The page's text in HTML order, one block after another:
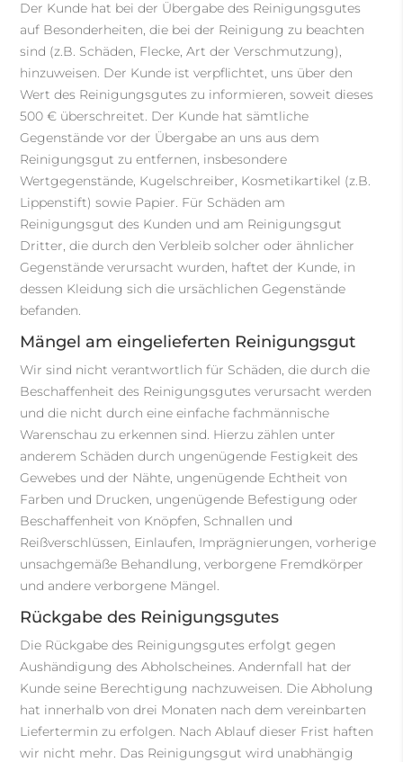
Der Kunde hat bei der Übergabe des Reinigungsgutes
auf Besonderheiten, die bei der Reinigung zu beachten
sind (z.B. Schäden, Flecke, Art der Verschmutzung),
hinzuweisen. Der Kunde ist verpflichtet, uns über den
Wert des Reinigungsgutes zu informieren, soweit dieses
500 € überschreitet. Der Kunde hat sämtliche
Gegenstände vor der Übergabe an uns aus dem
Reinigungsgut zu entfernen, insbesondere
Wertgegenstände, Kugelschreiber, Kosmetikartikel (z.B.
Lippenstift) sowie Papier. Für Schäden am
Reinigungsgut des Kunden und am Reinigungsgut
Dritter, die durch den Verbleib solcher oder ähnlicher
Gegenstände verursacht wurden, haftet der Kunde, in
dessen Kleidung sich die ursächlichen Gegenstände
befanden.
Mängel am eingelieferten Reinigungsgut
Wir sind nicht verantwortlich für Schäden, die durch die
Beschaffenheit des Reinigungsgutes verursacht werden
und die nicht durch eine einfache fachmännische
Warenschau zu erkennen sind. Hierzu zählen unter
anderem Schäden durch ungenügende Festigkeit des
Gewebes und der Nähte, ungenügende Echtheit von
Farben und Drucken, ungenügende Befestigung oder
Beschaffenheit von Knöpfen, Schnallen und
Reißverschlüssen, Einlaufen, Imprägnierungen, vorherige
unsachgemäße Behandlung, verborgene Fremdkörper
und andere verborgene Mängel.
Rückgabe des Reinigungsgutes
Die Rückgabe des Reinigungsgutes erfolgt gegen
Aushändigung des Abholscheines. Andernfall hat der
Kunde seine Berechtigung nachzuweisen. Die Abholung
hat innerhalb von drei Monaten nach dem vereinbarten
Liefertermin zu erfolgen. Nach Ablauf dieser Frist haften
wir nicht mehr. Das Reinigungsgut wird unabhängig